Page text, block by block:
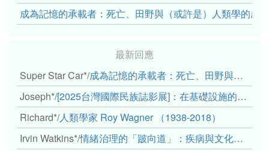
成為記憶的承載者：死亡、田野與（或許是）人類學的成
最新回應
Super Star Car*/成為記憶的承載者：死亡、田野與（或許是）人類學的成年禮
Joseph*/[2025台灣國際民族誌影展]：在基礎設施的邊緣，聆聽人的呼吸
Richard*/人類學家 Roy Wagner （1938-2018）
Irvin Watkins*/情緒治理的「跛向道」：疾病與文化象徵的轉變舉例